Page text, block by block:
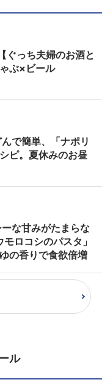
ぐっち夫婦のお酒と
ぶ×ビール
で簡単、「ナポリ
ピ。夏休みのお昼
な甘みがたまらな
ロコシのパスタ」
の香りで食欲倍増
ル